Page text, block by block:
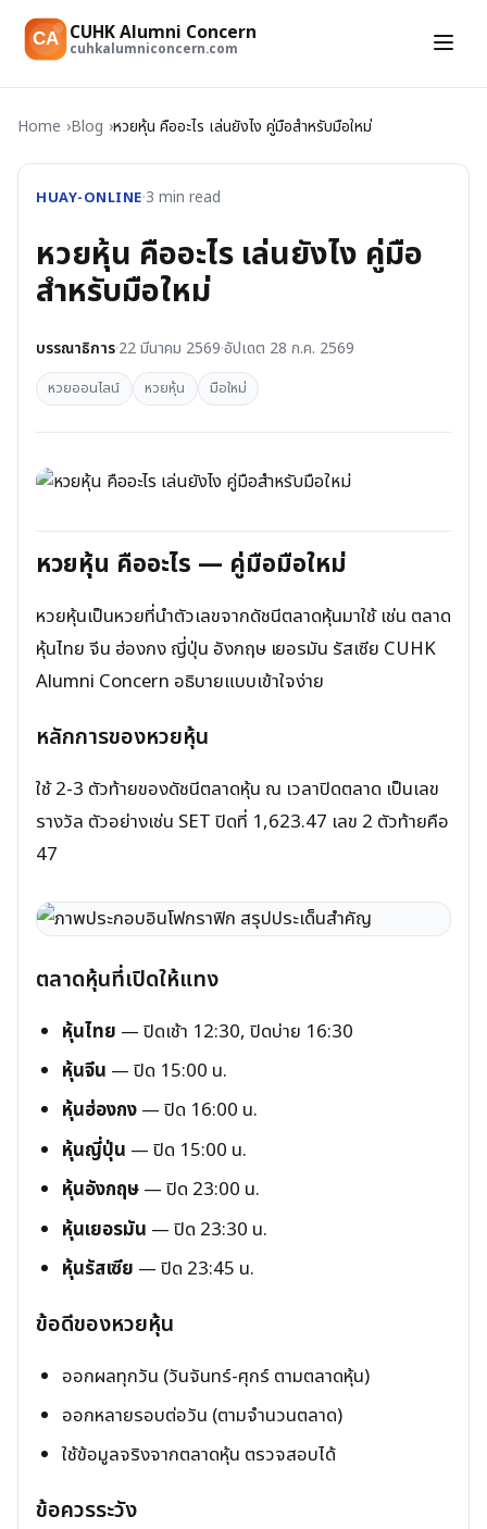
CA CUHK Alumni Concern
cuhkalumniconcern.com
Home Blog หวยหุ้น คืออะไร เล่นยังไง คู่มือสำหรับมือใหม่
HUAY-ONLINE·3 min read
หวยหุ้น คืออะไร เล่นยังไง คู่มือ
สำหรับมือใหม่
บรรณาธิการ·22 มีนาคม 2569·อัปเดต 28 ก.ค. 2569
หวยออนไลน์ หวยหุ้น มือใหม่
หวยหุ้น คืออะไร — คู่มือมือใหม่
หวยหุ้นเป็นหวยที่นำตัวเลขจากดัชนีตลาดหุ้นมาใช้ เช่น ตลาด
หุ้นไทย จีน ฮ่องกง ญี่ปุ่น อังกฤษ เยอรมัน รัสเซีย CUHK
Alumni Concern อธิบายแบบเข้าใจง่าย
หลักการของหวยหุ้น
ใช้ 2-3 ตัวท้ายของดัชนีตลาดหุ้น ณ เวลาปิดตลาด เป็นเลข
รางวัล ตัวอย่างเช่น SET ปิดที่ 1,623.47 เลข 2 ตัวท้ายคือ
47
ตลาดหุ้นที่เปิดให้แทง
หุ้นไทย — ปิดเช้า 12:30, ปิดบ่าย 16:30
หุ้นจีน — ปิด 15:00 น.
หุ้นฮ่องกง— ปิด 16:00 น.
หุ้นญี่ปุ่น — ปิด 15:00 น.
หุ้นอังกฤษ— ปิด 23:00 น.
หุ้นเยอรมัน — ปิด 23:30 น.
หุ้นรัสเซีย — ปิด 23:45 น.
ข้อดีของหวยหุ้น
ออกผลทุกวัน (วันจันทร์-ศุกร์ ตามตลาดหุ้น)
ออกหลายรอบต่อวัน (ตามจำนวนตลาด)
ใช้ข้อมูลจริงจากตลาดหุ้น ตรวจสอบได้
ข้อควรระวัง